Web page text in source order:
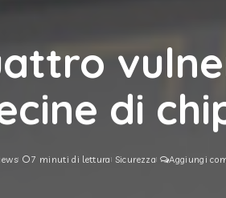
di
7 minuti di lettura Sicurezza
Aggiungi